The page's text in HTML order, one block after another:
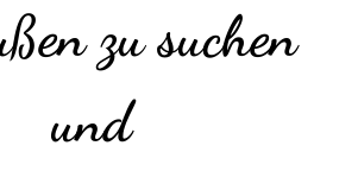
zu suchen
und